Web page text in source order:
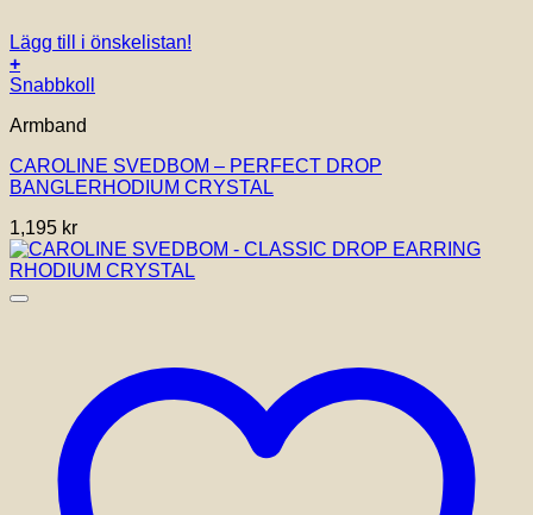
Lägg till i önskelistan!
+
Snabbkoll
Armband
CAROLINE SVEDBOM – PERFECT DROP
BANGLERHODIUM CRYSTAL
1,195 kr